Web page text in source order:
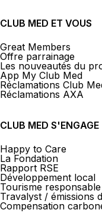
CLUB MED ET VOUS
Great Members
Offre parrainage
Les nouveautés du
App My Club Med
Réclamations Club
Réclamations AXA
CLUB MED S'ENGAGE
Happy to Care
La Fondation
Rapport RSE
Développement local
Tourisme responsable
Travalyst / émissions
Compensation